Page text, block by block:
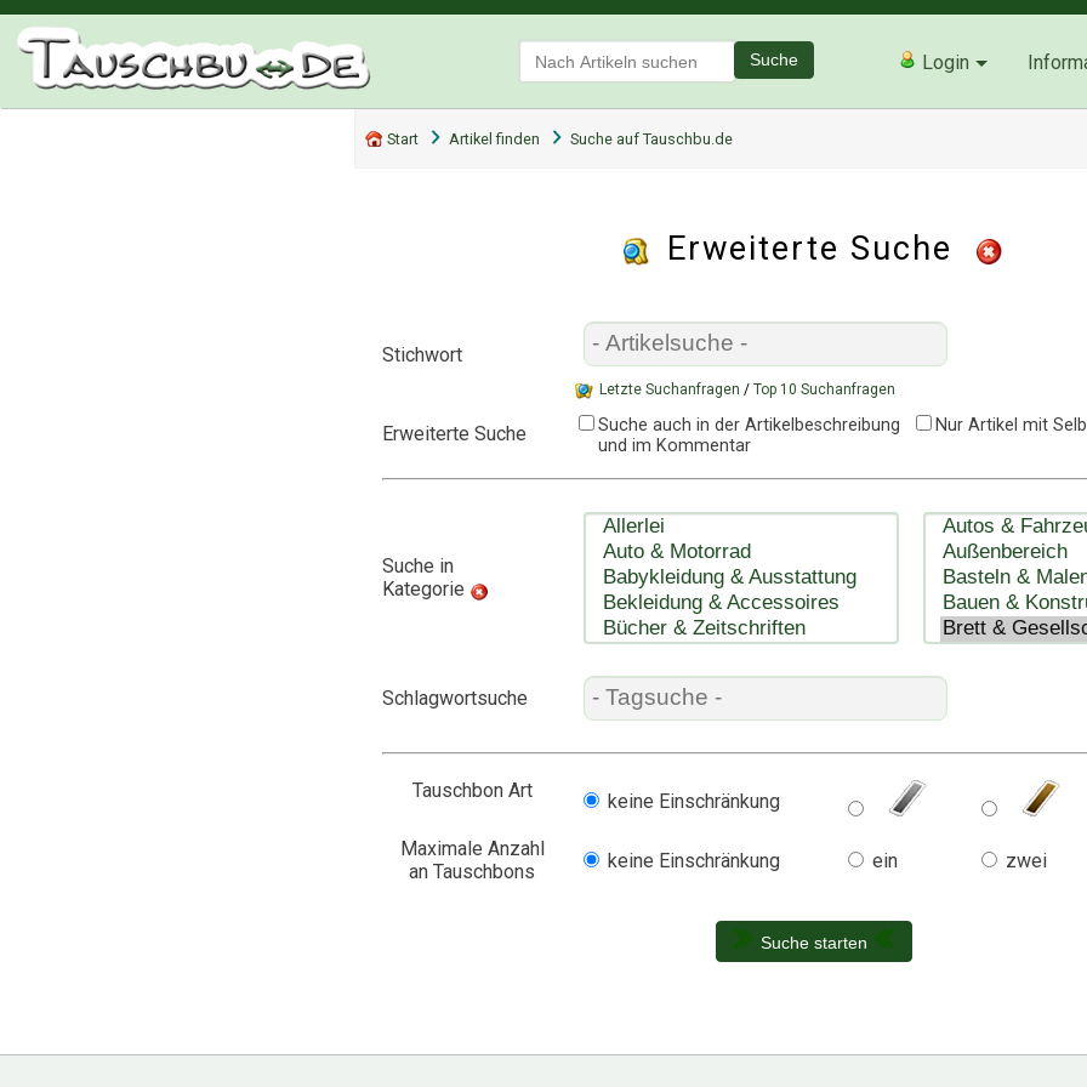
Suche Login
Start Artikel finden Suche auf Tauschbu.de
Erweiterte Suche
Stichwort
Letzte Suchanfragen / Top 10 Suchanfragen
Erweiterte Suche
Suche auch in der Artikelbeschreibung
und im Kommentar
Nur Artikel mit
Suche in
Kategorie
Schlagwortsuche
Tauschbon Art keine Einschränkung
Maximale Anzahl
an Tauschbons
keine Einschränkung ein zwei
Suche starten